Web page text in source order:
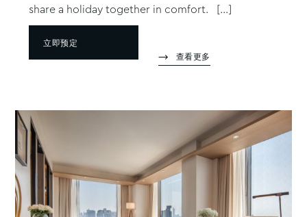
share a holiday together in comfort. [...]
立即预定
查看更多